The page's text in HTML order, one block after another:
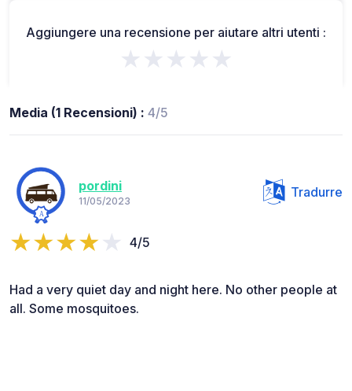
Aggiungere una recensione per aiutare altri utenti :
★★★★★
Media (1 Recensioni) : 4/5
pordini
11/05/2023
Tradurre
4/5
Had a very quiet day and night here. No other people at
all. Some mosquitoes.